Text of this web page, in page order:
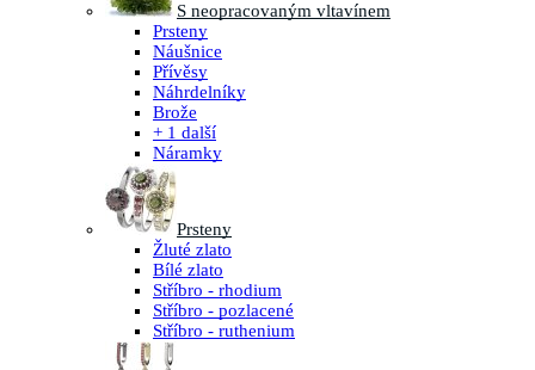
S neopracovaným vltavínem
Prsteny
Náušnice
Přívěsy
Náhrdelníky
Brože
+ 1 další
Náramky
Prsteny
Žluté zlato
Bílé zlato
Stříbro - rhodium
Stříbro - pozlacené
Stříbro - ruthenium